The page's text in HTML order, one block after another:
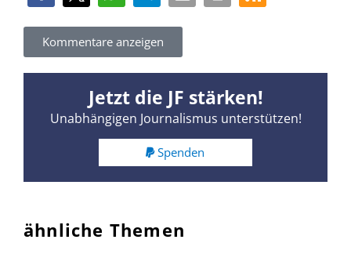
Kommentare anzeigen
Jetzt die JF stärken!
Unabhängigen Journalismus unterstützen!
Spenden
ähnliche Themen